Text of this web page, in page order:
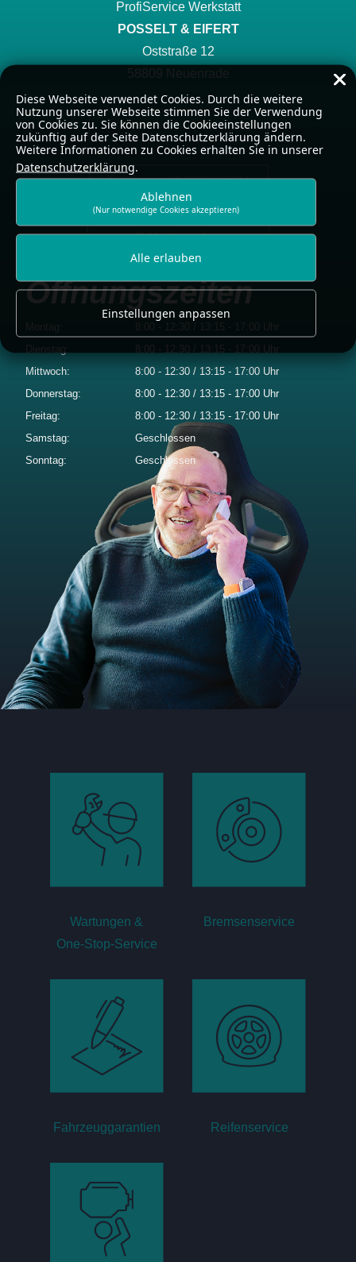
ProfiService Werkstatt
POSSELT & EIFERT
Oststraße 12
58809 Neuenrade
Schreib uns: WhatsApp
Telefon: +49 2392 60781
E-Mail senden
Öffnungszeiten
Mittwoch:
8:00 - 12:30 / 13:15 - 17:00 Uhr
Donnerstag:
8:00 - 12:30 / 13:15 - 17:00 Uhr
Freitag:
8:00 - 12:30 / 13:15 - 17:00 Uhr
Samstag:
Geschlossen
Sonntag:
Geschlossen
Wartungen &
One-Stop-Service
Bremsenservice
Fahrzeuggarantien Reifenservice
Diese Webseite verwendet Cookies. Durch die weitere
Nutzung unserer Webseite stimmen Sie der Verwendung
von Cookies zu. Sie können die Cookieeinstellungen
zukünftig auf der Seite Datenschutzerklärung ändern.
Weitere Informationen zu Cookies erhalten Sie in unserer
Datenschutzerklärung.
Ablehnen
(Nur notwendige Cookies akzeptieren)
Alle erlauben
Einstellungen anpassen